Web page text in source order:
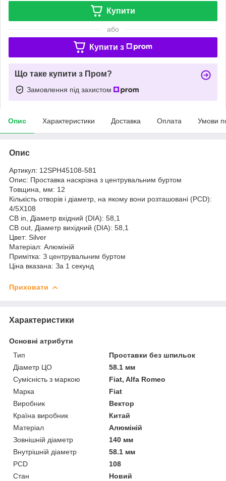
Купити
або
Купити з
Що таке купити з Пром?
Замовлення під захистом
Опис Характеристики Доставка Оплата Умови
Опис
Артикул: 12SPH45108-581
Опис: Проставка наскрізна з центрувальним буртом
Товщина, мм: 12
Кількість отворів і діаметр, на якому вони розташовані (PCD):
4/5Х108
CB in, Діаметр вхідний (DIA): 58,1
CB out, Діаметр вихідний (DIA): 58,1
Цвет: Silver
Матеріал: Алюміній
Примітка: З центрувальним буртом
Ціна вказана: За 1 секунд
Приховати
Характеристики
Основні атрибути
Тип
Проставки без шпильок
Діаметр ЦО
58.1 мм
Сумісність з маркою
Fiat, Alfa Romeo
Марка
Fiat
Виробник
Вектор
Країна виробник
Китай
Матеріал
Алюміній
Зовнішній діаметр
140 мм
Внутрішній діаметр
58.1 мм
PCD
108
Стан
Новий